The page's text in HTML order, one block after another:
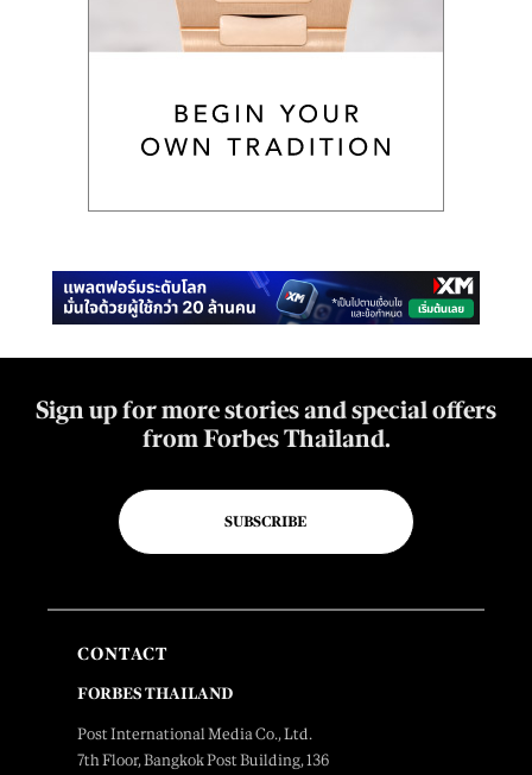
Sign up for more stories and special offers
from Forbes Thailand.
SUBSCRIBE
CONTACT
FORBES THAILAND
Post International Media Co., Ltd.
7th Floor, Bangkok Post Building, 136